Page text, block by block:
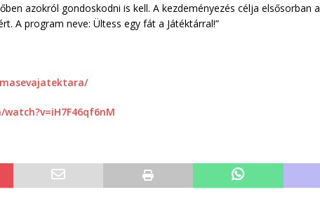
azokról gondoskodni is kell. A kezdeményezés célja elsősorban a
A program neve: Ültess egy fát a Játéktárral!”